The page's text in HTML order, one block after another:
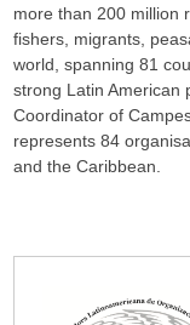
more than 200 million
fishers, migrants,
world, spanning 81
strong Latin American
Coordinator of
represents 84
and the Caribbean.